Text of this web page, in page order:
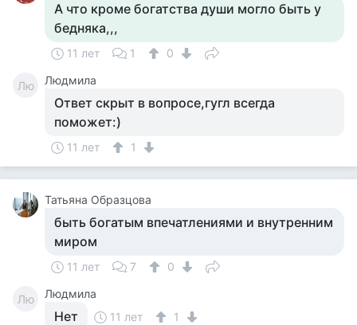
А что кроме богатства души могло быть у
бедняка,,,
11 лет 1 0
Лю Людмила
Ответ скрыт в вопросе,гугл всегда
поможет:)
11 лет 1
Татьяна Образцова
быть богатым впечатлениями и внутренним
миром
11 лет 7 0
Лю Людмила
Нет 11 лет 1